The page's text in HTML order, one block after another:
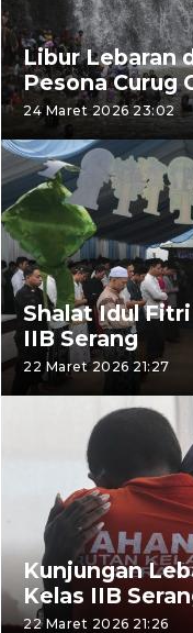
Libur Lebaran
Pesona Curug
24 Maret 2026 23:02
Shalat Idul
IIB Serang
22 Maret 2026 21:27
Kunjungan
Kelas IIB
22 Maret 2026 21:26